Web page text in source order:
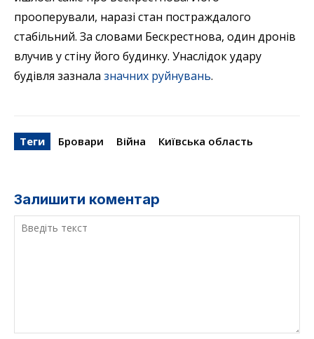
прооперували, наразі стан постраждалого
стабільний. За словами Бескрестнова, один дронів
влучив у стіну його будинку. Унаслідок удару
будівля зазнала значних руйнувань.
Теги Бровари Війна Київська область
Залишити коментар